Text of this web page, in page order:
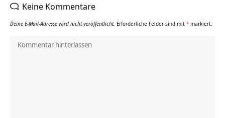
Keine Kommentare
Deine E-Mail-Adresse wird nicht veröffentlicht. Erforderliche Felder sind mit * markiert.